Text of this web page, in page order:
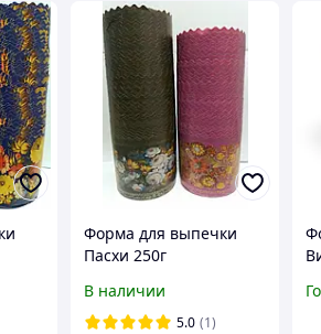
Форма для выпечки
Пасхи 250г
В наличии
5.0 (1)